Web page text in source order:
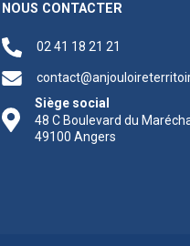
NOUS CONTACTER
02 41 18 21 21
Siège social
48 C Boulevard du
49100 Angers